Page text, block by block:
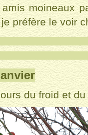
moineaux
préfère le voir
du froid et